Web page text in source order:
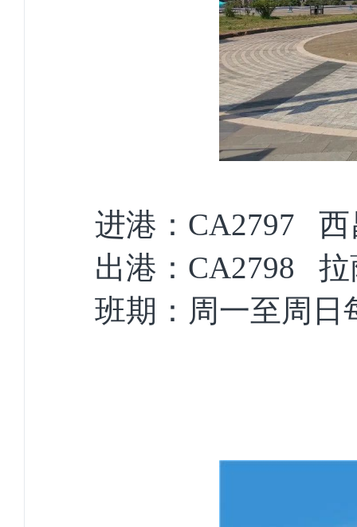
进港：CA2797
出港：CA2798
班期：周一至周日